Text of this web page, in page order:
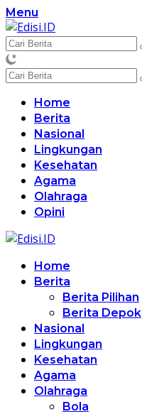
Langsung
ke
konten
Menu
Home
Berita
Nasional
Lingkungan
Kesehatan
Agama
Olahraga
Opini
Home
Berita
Berita Pilihan
Berita Depok
Nasional
Lingkungan
Kesehatan
Agama
Olahraga
Bola